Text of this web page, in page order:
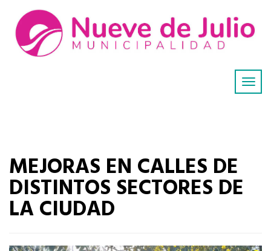
MEJORAS EN CALLES DE
DISTINTOS SECTORES DE
LA CIUDAD